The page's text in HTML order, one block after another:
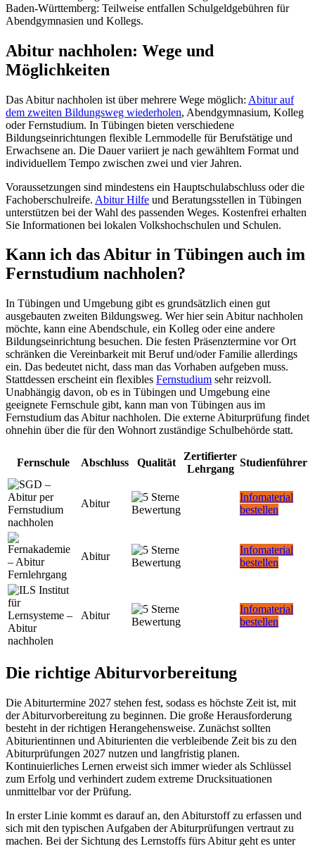
Baden-Württemberg: Teilweise entfallen Schulgeldgebühren für
Abendgymnasien und Kollegs.
Abitur nachholen: Wege und
Möglichkeiten
Das Abitur nachholen ist über mehrere Wege möglich: Abitur auf
dem zweiten Bildungsweg wiederholen, Abendgymnasium, Kolleg
oder Fernstudium. In Tübingen bieten verschiedene
Bildungseinrichtungen flexible Lernmodelle für Berufstätige und
Erwachsene an. Die Dauer variiert je nach gewähltem Format und
individuellem Tempo zwischen zwei und vier Jahren.
Voraussetzungen sind mindestens ein Hauptschulabschluss oder die
Fachoberschulreife. Abitur Hilfe und Beratungsstellen in Tübingen
unterstützen bei der Wahl des passenden Weges. Kostenfrei erhalten
Sie Informationen bei lokalen Volkshochschulen und Schulen.
Kann ich das Abitur in Tübingen auch im
Fernstudium nachholen?
In Tübingen und Umgebung gibt es grundsätzlich einen gut
ausgebauten zweiten Bildungsweg. Wer hier sein Abitur nachholen
möchte, kann eine Abendschule, ein Kolleg oder eine andere
Bildungseinrichtung besuchen. Die festen Präsenztermine vor Ort
schränken die Vereinbarkeit mit Beruf und/oder Familie allerdings
ein. Das bedeutet nicht, dass man das Vorhaben aufgeben muss.
Stattdessen erscheint ein flexibles Fernstudium sehr reizvoll.
Unabhängig davon, ob es in Tübingen und Umgebung eine
geeignete Fernschule gibt, kann man von Tübingen aus im
Fernstudium das Abitur nachholen. Die externe Abiturprüfung findet
ohnehin über die für den Wohnort zuständige Schulbehörde statt.
Fernschule Abschluss Qualität
Zertifierter
Lehrgang
Studienführer
Abitur
Infomaterial
bestellen
Abitur
Infomaterial
bestellen
Abitur
Infomaterial
bestellen
Die richtige Abiturvorbereitung
Die Abiturtermine 2027 stehen fest, sodass es höchste Zeit ist, mit
der Abiturvorbereitung zu beginnen. Die große Herausforderung
besteht in der richtigen Herangehensweise. Zunächst sollten
Abiturientinnen und Abiturienten die verbleibende Zeit bis zu den
Abiturprüfungen 2027 nutzen und langfristig planen.
Kontinuierliches Lernen erweist sich immer wieder als Schlüssel
zum Erfolg und verhindert zudem extreme Drucksituationen
unmittelbar vor der Prüfung.
In erster Linie kommt es darauf an, den Abiturstoff zu erfassen und
sich mit den typischen Aufgaben der Abiturprüfungen vertraut zu
machen. Bei der Sichtung des Lernstoffs fürs Abitur geht es unter